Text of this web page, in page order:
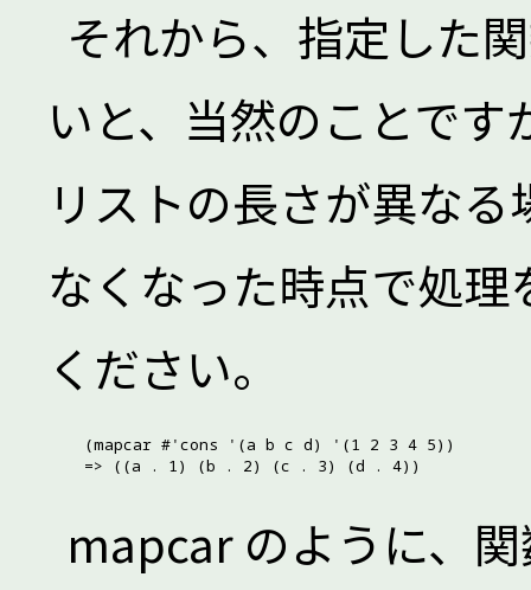
それから、指定した
いと、当然のことで
リストの長さが異な
なくなった時点で処
ください。
(mapcar #'cons '(a b c d) '(1 2 3 4 5))
mapcar のように、